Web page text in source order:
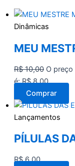
Dinâmicas
MEU
R$10,00 O preço
é: R$ 8,00.
Comprar
Lançamentos
PÍLULAS
R$6,00